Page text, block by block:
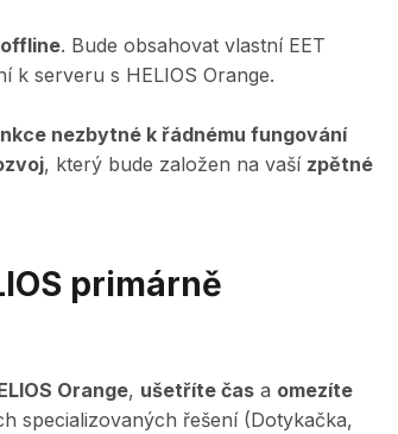
. Bude obsahovat vlastní EET
k serveru s HELIOS Orange.
nezbytné k řádnému fungování
, který bude založen na vaší zpětné
primárně
Orange, ušetříte čas a omezíte
specializovaných řešení (Dotykačka,